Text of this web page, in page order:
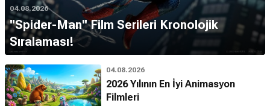
04.08.2026
''Spider-Man'' Film Serileri Kronolojik
Sıralaması!
04.08.2026
2026 Yılının En İyi Animasyon
Filmleri